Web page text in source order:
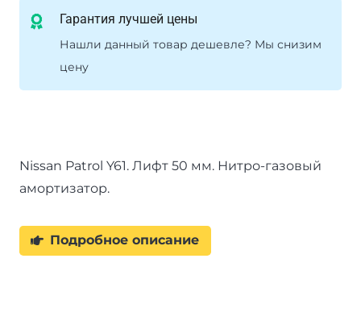
лифт
Гарантия лучшей цены
Нашли данный товар дешевле? Мы снизим
цену
Nissan Patrol Y61. Лифт 50 мм. Нитро-газовый
амортизатор.
Подробное описание